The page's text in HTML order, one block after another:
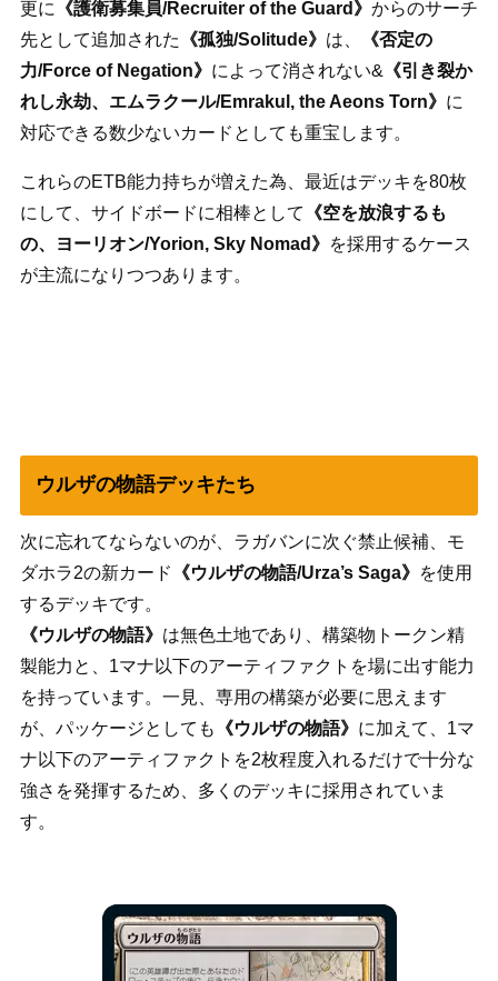
更に 《護衛募集員/Recruiter of the Guard》 からのサーチ
先として追加された
《孤独/Solitude》 は、
《否定の
力/Force of Negation》 によって消されない& 《引き裂か
れし永劫、エムラクール/Emrakul, the Aeons Torn》 に
対応できる数少ないカードとしても重宝します。
これらのETB能力持ちが増えた為、最近はデッキを80枚
にして、サイドボードに相棒として
《空を放浪するも
の、ヨーリオン/Yorion, Sky Nomad》 を採用するケース
が主流になりつつあります。
ウルザの物語デッキたち
次に忘れてならないのが、ラガバンに次ぐ禁止候補、モ
ダホラ2の新カード
《ウルザの物語/Urza’s Saga》 を使用
するデッキです。
《ウルザの物語》 は無色土地であり、構築物トークン精
製能力と、1マナ以下のアーティファクトを場に出す能力
を持っています。一見、専用の構築が必要に思えます
が、パッケージとしても
《ウルザの物語》 に加えて、1マ
ナ以下のアーティファクトを2枚程度入れるだけで十分な
強さを発揮するため、多くのデッキに採用されていま
す。